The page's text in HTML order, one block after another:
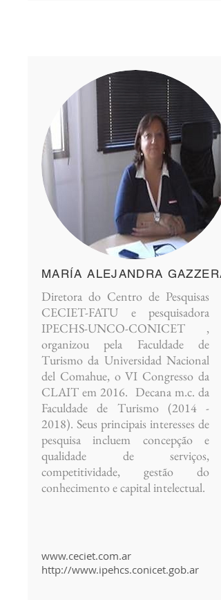
MARÍA ALEJANDRA GAZZERA
Diretora do Centro de Pesquisas
CECIET-FATU e pesquisadora
IPECHS-UNCO-CONICET ,
organizou pela Faculdade de
Turismo da Universidad Nacional
del Comahue, o VI Congresso da
CLAIT em 2016. Decana m.c. da
Faculdade de Turismo (2014 -
2018). Seus principais interesses de
pesquisa incluem concepção e
qualidade de serviços,
competitividade, gestão do
conhecimento e capital intelectual.
www.ceciet.com.ar
http://www.ipehcs.conicet.gob.ar